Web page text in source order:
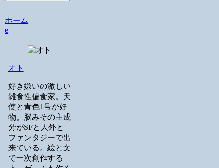
ホーム
e
オト
好き嫌いの激しい
雑食性偏食家。天
使と青色1号が好
物。脳みその主成
分がSFと人外と
ファンタジーで出
来ている。絵と文
で一次創作する